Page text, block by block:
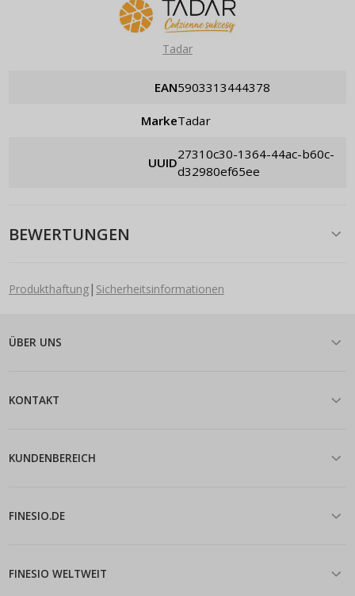
Tadar
EAN 5903313444378
Marke Tadar
UUID
27310c30-1364-44ac-b60c-
d32980ef65ee
BEWERTUNGEN
Produkthaftung| Sicherheitsinformationen
ÜBER UNS
KONTAKT
KUNDENBEREICH
FINESIO.DE
FINESIO WELTWEIT